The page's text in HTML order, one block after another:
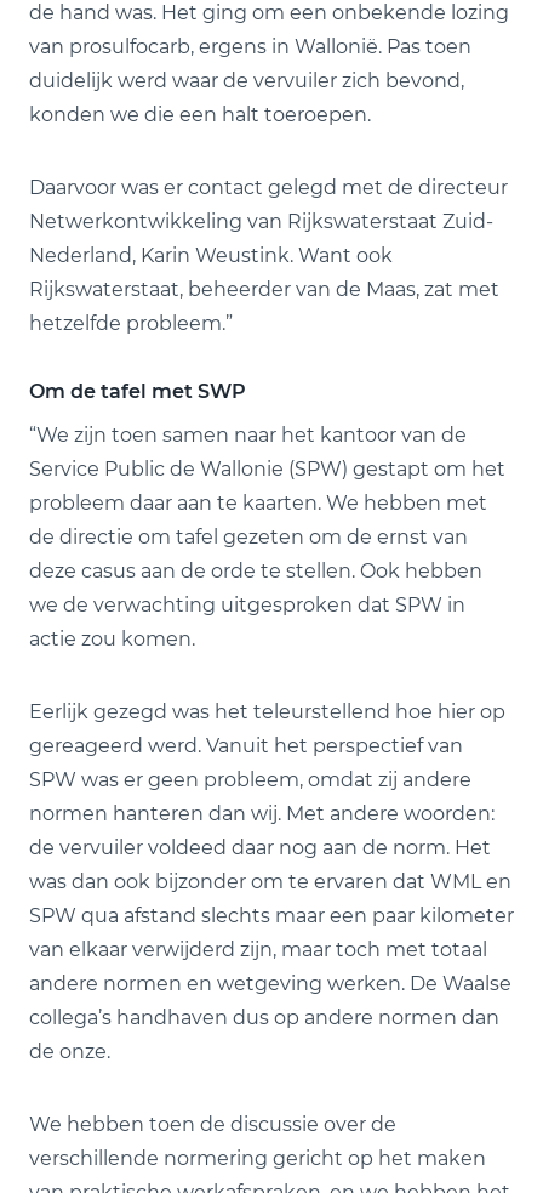
de hand was. Het ging om een onbekende lozing
van prosulfocarb, ergens in Wallonië. Pas toen
duidelijk werd waar de vervuiler zich bevond,
konden we die een halt toeroepen.
Daarvoor was er contact gelegd met de directeur
Netwerkontwikkeling van Rijkswaterstaat Zuid-
Nederland, Karin Weustink. Want ook
Rijkswaterstaat, beheerder van de Maas, zat met
hetzelfde probleem.”
Om de tafel met SWP
“We zijn toen samen naar het kantoor van de
Service Public de Wallonie (SPW) gestapt om het
probleem daar aan te kaarten. We hebben met
de directie om tafel gezeten om de ernst van
deze casus aan de orde te stellen. Ook hebben
we de verwachting uitgesproken dat SPW in
actie zou komen.
Eerlijk gezegd was het teleurstellend hoe hier op
gereageerd werd. Vanuit het perspectief van
SPW was er geen probleem, omdat zij andere
normen hanteren dan wij. Met andere woorden:
de vervuiler voldeed daar nog aan de norm. Het
was dan ook bijzonder om te ervaren dat WML en
SPW qua afstand slechts maar een paar kilometer
van elkaar verwijderd zijn, maar toch met totaal
andere normen en wetgeving werken. De Waalse
collega’s handhaven dus op andere normen dan
de onze.
We hebben toen de discussie over de
verschillende normering gericht op het maken